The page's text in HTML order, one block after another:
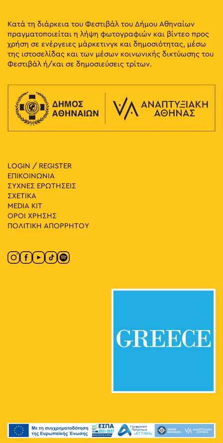
Κατά τη διάρκεια του Φεστιβάλ του Δήμου Αθηναίων
πραγματοποιείται η λήψη φωτογραφιών και βίντεο προς
χρήση σε ενέργειες μάρκετινγκ και δημοσιότητας, μέσω
της ιστοσελίδας και των μέσων κοινωνικής δικτύωσης του
Φεστιβάλ ή/και σε δημοσιεύσεις τρίτων.
LOGIN / REGISTER
ΕΠΙΚΟΙΝΩΝΙΑ
ΣΥΧΝΕΣ ΕΡΩΤΗΣΕΙΣ
ΣΧΕΤΙΚΑ
MEDIA ΚIT
ΟΡΟΙ ΧΡΗΣΗΣ
ΠΟΛΙΤΙΚΗ ΑΠΟΡΡΗΤΟΥ